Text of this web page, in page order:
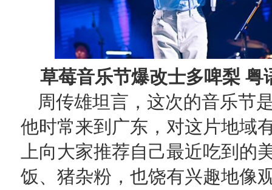
草莓音乐节爆改士多啤梨 粤
周传雄坦言，这次的音乐节
他时常来到广东，对这片地域
上向大家推荐自己最近吃到的
饭、猪杂粉，也饶有兴趣地像